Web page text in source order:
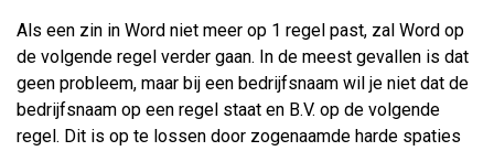
Als een zin in Word niet meer op 1 regel past, zal Word op
de volgende regel verder gaan. In de meest gevallen is dat
geen probleem, maar bij een bedrijfsnaam wil je niet dat de
bedrijfsnaam op een regel staat en B.V. op de volgende
regel. Dit is op te lossen door zogenaamde harde spaties